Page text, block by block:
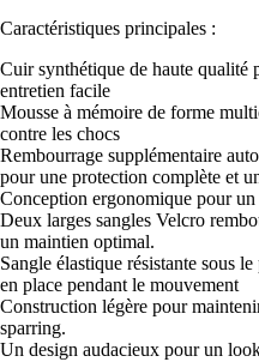
Caractéristiques principales :
Cuir synthétique de haute qualité
entretien facile
Mousse à mémoire de forme
contre les chocs
Rembourrage supplémentaire
pour une protection complète et
Conception ergonomique pour
Deux larges sangles Velcro
un maintien optimal.
Sangle élastique résistante sous
en place pendant le mouvement
Construction légère pour
sparring.
Un design audacieux pour un